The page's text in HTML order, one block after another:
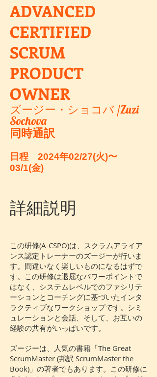
ADVANCED
CERTIFIED
SCRUM
PRODUCT
OWNER
​ズージー・ショコバ /Zuzi
Sochova
同時通訳
日程 2024年02/27(火)〜
03/1(金)
詳細説明
この研修(A-CSPO)は、
スクラムアライア
ンス認定トレーナーのズージーが行いま
す。間違いなく楽しいものになるはずで
す。この研修は退屈なパワーポイントで
はなく 、システムレベルでのファシリテ
ーションとコーチングに基づいたインタ
ラクティブなワークショップです。シミ
ュレーションと会話、そして、お互いの
経験の共有がいっぱいです。
ズージーは、人気の書籍「The Great
ScrumMaster (邦訳 ScrumMaster the
Book)」の著者でもあります。この研修に